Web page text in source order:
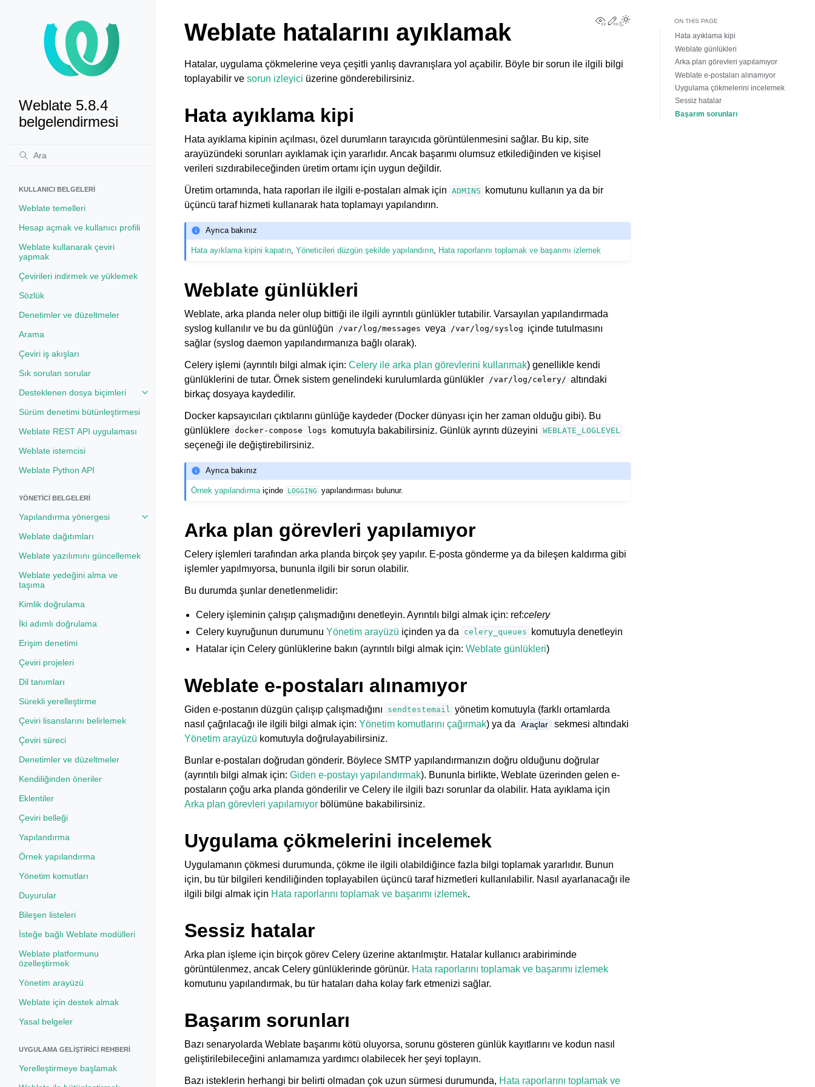
Weblate 5.8.4
belgelendirmesi
KULLANICI BELGELERI
Weblate temelleri
Hesap açmak ve kullanıcı profili
Weblate kullanarak çeviri
yapmak
Çevirileri indirmek ve yüklemek
Sözlük
Denetimler ve düzeltmeler
Arama
Çeviri iş akışları
Sık sorulan sorular
Desteklenen dosya biçimleri
Toggle navigation of Desteklenen dosya biçimleri
Sürüm denetimi bütünleştirmesi
Weblate REST API uygulaması
Weblate istemcisi
Weblate Python API
YÖNETICI BELGELERI
Yapılandırma yönergesi
Toggle navigation of Yapılandırma yönergesi
Weblate dağıtımları
Weblate yazılımını güncellemek
Weblate yedeğini alma ve
taşıma
Kimlik doğrulama
İki adımlı doğrulama
Erişim denetimi
Çeviri projeleri
Dil tanımları
Sürekli yerelleştirme
Çeviri lisanslarını belirlemek
Çeviri süreci
Denetimler ve düzeltmeler
Kendiliğinden öneriler
Eklentiler
Çeviri belleği
Yapılandırma
Örnek yapılandırma
Yönetim komutları
Duyurular
Bileşen listeleri
İsteğe bağlı Weblate modülleri
Weblate platformunu
özelleştirmek
Yönetim arayüzü
Weblate için destek almak
Yasal belgeler
UYGULAMA GELIŞTIRICI REHBERI
Yerelleştirmeye başlamak
View this page
Edit this page
Toggle Light / Dark / Auto color theme
Weblate hatalarını ayıklamak
Hatalar, uygulama çökmelerine veya çeşitli yanlış davranışlara yol açabilir. Böyle bir sorun ile ilgili bilgi
toplayabilir ve sorun izleyici üzerine gönderebilirsiniz.
Hata ayıklama kipi
Hata ayıklama kipinin açılması, özel durumların tarayıcıda görüntülenmesini sağlar. Bu kip, site
arayüzündeki sorunları ayıklamak için yararlıdır. Ancak başarımı olumsuz etkilediğinden ve kişisel
verileri sızdırabileceğinden üretim ortamı için uygun değildir.
Üretim ortamında, hata raporları ile ilgili e-postaları almak için ADMINS
komutunu kullanın ya da bir
üçüncü taraf hizmeti kullanarak hata toplamayı yapılandırın.
Ayrıca bakınız
Hata ayıklama kipini kapatın ,Yöneticileri düzgün şekilde yapılandırın Hata raporlarını toplamak ve başarımı izlemek
Weblate günlükleri
Weblate, arka planda neler olup bittiği ile ilgili ayrıntılı günlükler tutabilir. Varsayılan yapılandırmada
syslog kullanılır ve bu da günlüğün
/var/log/messages veya /var/log/syslog içinde tutulmasını
sağlar (syslog daemon yapılandırmanıza bağlı olarak).
Celery işlemi (ayrıntılı bilgi almak için: Celery ile arka plan görevlerini kullanmak) genellikle kendi
günlüklerini de tutar. Örnek sistem genelindeki kurulumlarda günlükler /var/log/celery/ altındaki
birkaç dosyaya kaydedilir.
Docker kapsayıcıları çıktılarını günlüğe kaydeder (Docker dünyası için her zaman olduğu gibi). Bu
günlüklere docker-compose logs komutuyla bakabilirsiniz. Günlük ayrıntı düzeyini WEBLATE_LOGLEVEL
seçeneği ile değiştirebilirsiniz.
Ayrıca bakınız
Örnek yapılandırma içinde LOGGING yapılandırması bulunur.
Arka plan görevleri yapılamıyor
Celery işlemleri tarafından arka planda birçok şey yapılır. E-posta gönderme ya da bileşen kaldırma gibi
işlemler yapılmıyorsa, bununla ilgili bir sorun olabilir.
Bu durumda şunlar denetlenmelidir:
Celery işleminin çalışıp çalışmadığını denetleyin. Ayrıntılı bilgi almak için: ref:celery
Celery kuyruğunun durumunuYönetim arayüzü içinden ya da celery_queues
komutuyla denetleyin
Hatalar için Celery günlüklerine bakın (ayrıntılı bilgi almak için:Weblate günlükleri)
Weblate e-postaları alınamıyor
Giden e-postanın düzgün çalışıp çalışmadığını sendtestemail yönetim komutuyla (farklı ortamlarda
nasıl çağrılacağı ile ilgili bilgi almak için: Yönetim komutlarını çağırmak) ya da Araçlar sekmesi altındaki
Yönetim arayüzü komutuyla doğrulayabilirsiniz.
Bunlar e-postaları doğrudan gönderir. Böylece SMTP yapılandırmanızın doğru olduğunu doğrular
(ayrıntılı bilgi almak için: Giden e-postayı yapılandırmak). Bununla birlikte, Weblate üzerinden gelen e-
postaların çoğu arka planda gönderilir ve Celery ile ilgili bazı sorunlar da olabilir. Hata ayıklama için
Arka plan görevleri yapılamıyor bölümüne bakabilirsiniz.
Uygulama çökmelerini incelemek
Uygulamanın çökmesi durumunda, çökme ile ilgili olabildiğince fazla bilgi toplamak yararlıdır. Bunun
için, bu tür bilgileri kendiliğinden toplayabilen üçüncü taraf hizmetleri kullanılabilir. Nasıl ayarlanacağı ile
ilgili bilgi almak için Hata raporlarını toplamak ve başarımı izlemek.
Sessiz hatalar
Arka plan işleme için birçok görev Celery üzerine aktarılmıştır. Hatalar kullanıcı arabiriminde
görüntülenmez, ancak Celery günlüklerinde görünür. Hata raporlarını toplamak ve başarımı izlemek
komutunu yapılandırmak, bu tür hataları daha kolay fark etmenizi sağlar.
Başarım sorunları
Bazı senaryolarda Weblate başarımı kötü oluyorsa, sorunu gösteren günlük kayıtlarını ve kodun nasıl
geliştirilebileceğini anlamamıza yardımcı olabilecek her şeyi toplayın.
Bazı isteklerin herhangi bir belirti olmadan çok uzun sürmesi durumunda, Hata raporlarını toplamak ve
ON THIS PAGE
Hata ayıklama kipi
Weblate günlükleri
Arka plan görevleri yapılamıyor
Weblate e-postaları alınamıyor
Uygulama çökmelerini incelemek
Sessiz hatalar
Başarım sorunları